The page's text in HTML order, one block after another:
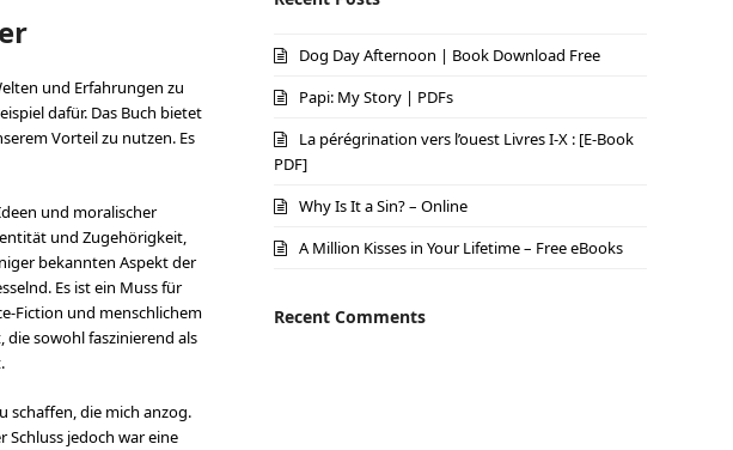
und Erfahrungen zu
dafür. Das Buch bietet
Vorteil zu nutzen. Es
und moralischer
und Zugehörigkeit,
bekannten Aspekt der
Es ist ein Muss für
Fiction und menschlichem
die sowohl faszinierend als
schaffen, die mich anzog.
Schluss jedoch war eine
Dog Day Afternoon | Book Download Free
Papi: My Story | PDFs
La pérégrination vers l’ouest Livres I-X : [E-Book
PDF]
Why Is It a Sin? – Online
A Million Kisses in Your Lifetime – Free eBooks
Recent Comments